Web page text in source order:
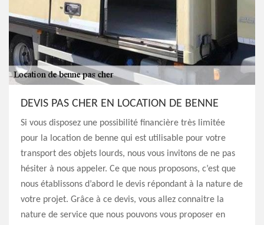
DEVIS PAS CHER EN LOCATION DE BENNE
Si vous disposez une possibilité financière très limitée
pour la location de benne qui est utilisable pour votre
transport des objets lourds, nous vous invitons de ne pas
hésiter à nous appeler. Ce que nous proposons, c’est que
nous établissons d’abord le devis répondant à la nature de
votre projet. Grâce à ce devis, vous allez connaitre la
nature de service que nous pouvons vous proposer en